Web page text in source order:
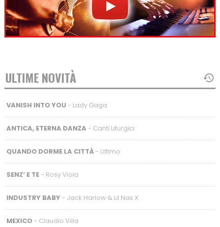
ULTIME NOVITÀ
VANISH INTO YOU - Lady Gaga
ANTICA, ETERNA DANZA - Canti Liturgici
QUANDO DORME LA CITTÀ- Ultimo
SENZ’ E TE- Rosy Viola
INDUSTRY BABY - Jack Harlow & Lil Nas X
MEXICO- Claudio Villa